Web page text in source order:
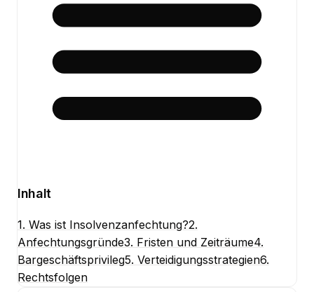
Inhalt
1. Was ist Insolvenzanfechtung?2.
Anfechtungsgründe3. Fristen und Zeiträume4.
Bargeschäftsprivileg5. Verteidigungsstrategien6.
Rechtsfolgen